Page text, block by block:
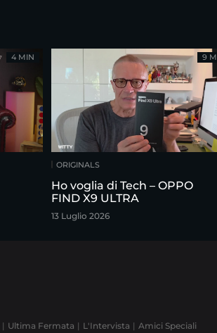
4 MIN
ORIGINALS
Ho voglia di Tech – OPPO
FIND X9 ULTRA
13 Luglio 2026
9
Ultima Fermata L'Intervista Amici Speciali